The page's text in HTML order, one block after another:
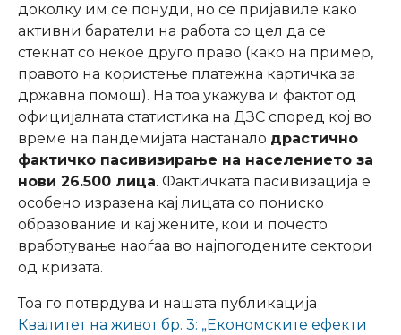
доколку им се понуди, но се пријавиле како
активни баратели на работа со цел да се
стекнат со некое друго право (како на пример,
правото на користење платежна картичка за
државна помош). На тоа укажува и фактот од
официјалната статистика на ДЗС според кој во
време на пандемијата настанало драстично
фактичко пасивизирање на населението за
нови 26.500 лица. Фактичката пасивизација е
особено изразена кај лицата со пониско
образование и кај жените, кои и почесто
вработување наоѓаа во најпогодените сектори
од кризата.
Тоа го потврдува и нашата публикација
Квалитет на живот бр. 3: „Економските ефекти